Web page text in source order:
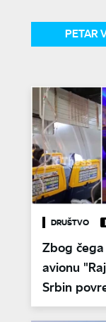
PETAR
DRUŠTVO
Zbog
avionu
Srbin